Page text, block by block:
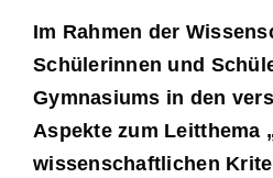
Im Rahmen der
Schülerinnen und
Gymnasiums in den
Aspekte zum Leitthema
wissenschaftlichen